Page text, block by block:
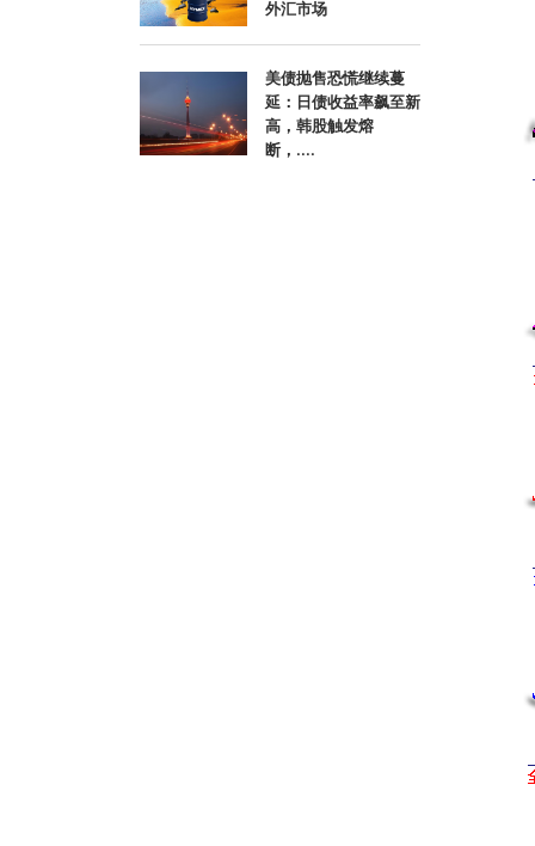
外汇市场
美债抛售恐慌继续蔓
延：日债收益率飙至新
高，韩股触发熔
断，....